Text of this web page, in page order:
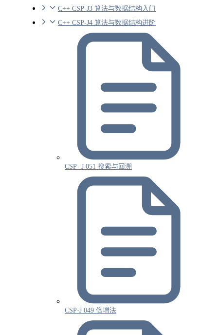
C++ CSP-J3 算法与数据结构入门
C++ CSP-J4 算法与数据结构进阶
CSP- J 051 搜索与回溯
CSP-J 049 倍增法